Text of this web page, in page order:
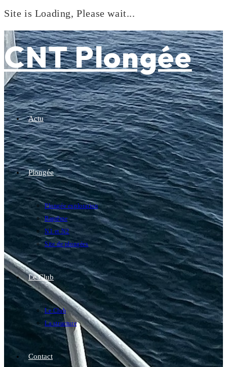
Site is Loading, Please wait...
to
content
CNT Plongée
Actu
Plongée
Plongée exploration
Baptême
N1 et N2
Site de plongées
Le Club
Le Club
La structure
Contact